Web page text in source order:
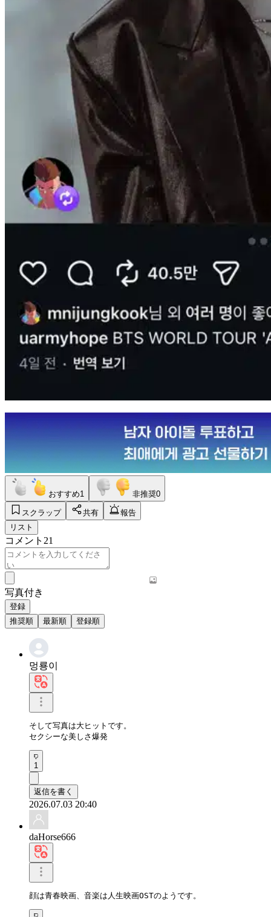
おすすめ1 非推奨0
スクラップ 共有
報告
リスト
コメント 21
写真付き
登録
推奨順
最新順 登録順
멍룡이
そして写真は大ヒットです。
セクシーな美しさ爆発
1
返信を書く
2026.07.03 20:40
daHorse666
顔は青春映画、音楽は人生映画OSTのようです。